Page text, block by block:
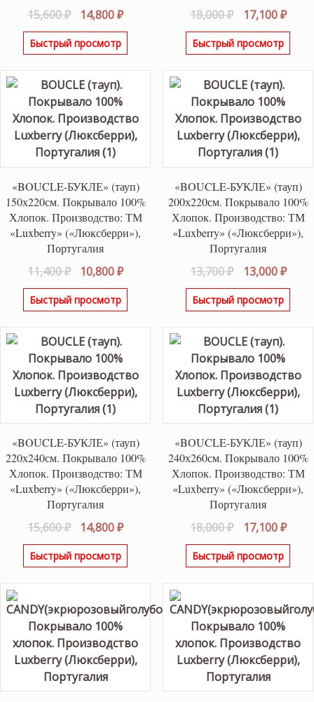
15,600₽
Первоначальная
цена
составляла
14,800₽Текущая
цена:
Быстрый просмотр
18,000₽
цена
составляла
17,100₽
Быстрый просмотр
«BOUCLE-БУКЛЕ» (тауп)
150х220см. Покрывало 100%
Хлопок. Производство: ТМ
«Luxberry» («Люксберри»),
Португалия
11,400₽
Первоначальная
цена
составляла
10,800₽Текущая
цена:
Быстрый просмотр
«BOUCLE-БУКЛЕ» (тауп)
200х220см. Покрывало 100%
Хлопок. Производство: ТМ
«Luxberry» («Люксберри»),
Португалия
13,700₽
цена
составляла
13,000₽
Быстрый просмотр
«BOUCLE-БУКЛЕ» (тауп)
220х240см. Покрывало 100%
Хлопок. Производство: ТМ
«Luxberry» («Люксберри»),
Португалия
15,600₽
Первоначальная
цена
составляла
14,800₽Текущая
цена:
Быстрый просмотр
«BOUCLE-БУКЛЕ» (тауп)
240х260см. Покрывало 100%
Хлопок. Производство: ТМ
«Luxberry» («Люксберри»),
Португалия
18,000₽
цена
составляла
17,100₽
Быстрый просмотр